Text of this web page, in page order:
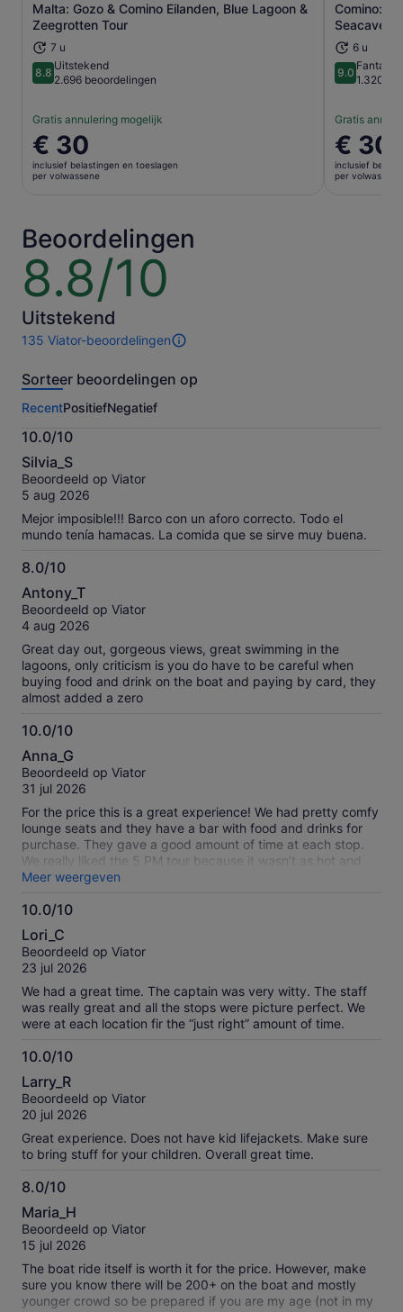
Malta: Gozo & Comino Eilanden, Blue Lagoon &
Zeegrotten Tour
7 u
8.88.8 van 10
Uitstekend
2.696 beoordelingen
Gratis annulering mogelijk
De
prijs
is
volwassene
€ 30
inclusief belastingen en toeslagen
per volwassene
Opent een nieuwe tab
Comino:
Seacaves
6 u
9.09.0 van 10
1.320
Gratis
De
prijs
is
€ 30
inclusief
per volwassene
Beoordelingen
8.8/10
8.8
van
10
Uitstekend
135 Viator-beoordelingen
135
van
activiteit.
Meer
informatie
over
onze
geverifieerde
Sorteer beoordelingen op
RecentPositiefNegatief
10.0/10
10.0
van
10
Silvia_S
Beoordeeld op Viator
5 aug 2026
Mejor imposible!!! Barco con un aforo correcto. Todo el
mundo tenía hamacas. La comida que se sirve muy buena.
8.0/10
8.0
van
10
Antony_T
Beoordeeld op Viator
4 aug 2026
Great day out, gorgeous views, great swimming in the
lagoons, only criticism is you do have to be careful when
buying food and drink on the boat and paying by card, they
almost added a zero
10.0/10
10.0
van
10
Anna_G
Beoordeeld op Viator
31 jul 2026
For the price this is a great experience! We had pretty comfy
lounge seats and they have a bar with food and drinks for
purchase. They gave a good amount of time at each stop.
We really liked the 5 PM tour because it wasn’t as hot and
you get to see the sunset!
Meer weergeven
10.0/10
10.0
van
10
Lori_C
Beoordeeld op Viator
23 jul 2026
We had a great time. The captain was very witty. The staff
was really great and all the stops were picture perfect. We
were at each location fir the “just right” amount of time.
10.0/10
10.0
van
10
Larry_R
Beoordeeld op Viator
20 jul 2026
Great experience. Does not have kid lifejackets. Make sure
to bring stuff for your children. Overall great time.
8.0/10
8.0
van
10
Maria_H
Beoordeeld op Viator
15 jul 2026
The boat ride itself is worth it for the price. However, make
sure you know there will be 200+ on the boat and mostly
younger crowd so be prepared if you are my age (not in my